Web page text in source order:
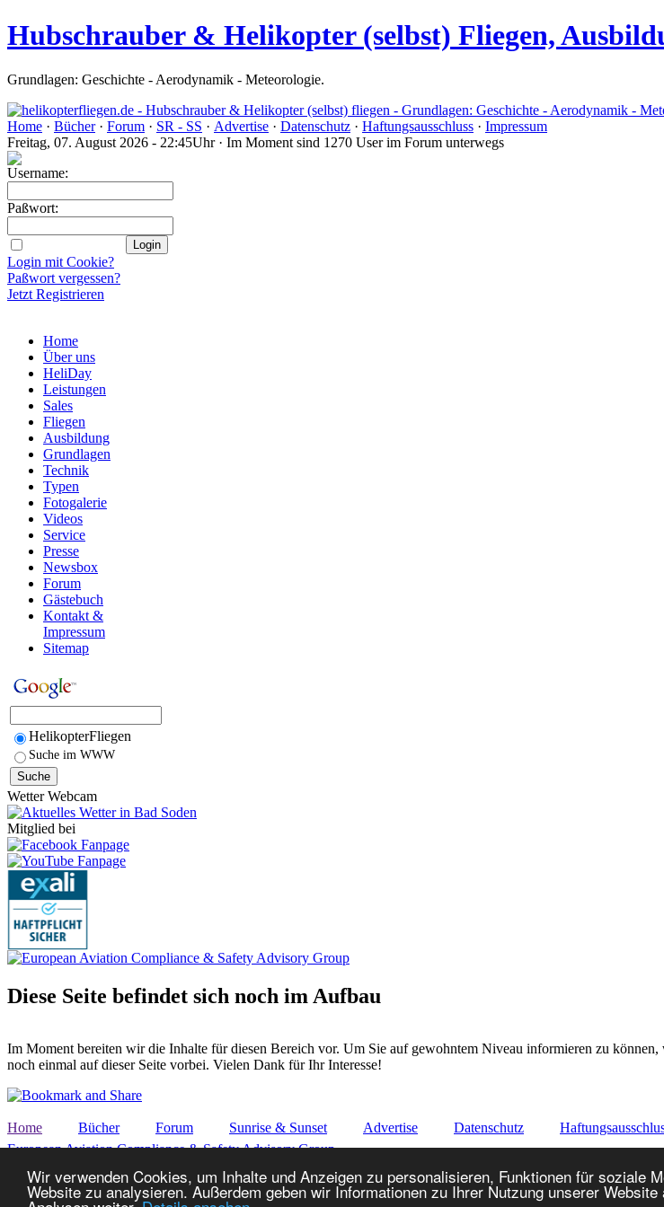
Wir verwenden Cookies, um Inhalte und Anzeigen zu personalisieren, Funktionen für soziale
Website zu analysieren. Außerdem geben wir Informationen zu Ihrer Nutzung unserer
Hubschrauber & Helikopter (selbst) Fliegen,
Grundlagen: Geschichte - Aerodynamik - Meteorologie.
Home · Bücher· Forum · SR - SS · Advertise · Datenschutz · Haftungsausschluss · Impressum
Freitag, 07. August 2026 - 22:45Uhr · Im Moment sind 1270 User im Forum unterwegs
Username:
Paßwort:
Login mit Cookie?
Paßwort vergessen?
Jetzt Registrieren
Home
Über uns
HeliDay
Leistungen
Sales
Fliegen
Ausbildung
Grundlagen
Technik
Typen
Fotogalerie
Videos
Service
Presse
Newsbox
Forum
Gästebuch
Kontakt &
Impressum
Sitemap
HelikopterFliegen
Suche im WWW
Wetter Webcam
Mitglied bei
Diese Seite befindet sich noch im Aufbau
Im Moment bereiten wir die Inhalte für diesen Bereich vor. Um Sie auf gewohntem Niveau informieren zu
noch einmal auf dieser Seite vorbei. Vielen Dank für Ihr Interesse!
Home Bücher Forum Sunrise & Sunset Advertise Datenschutz
European Aviation Compliance & Safety Advisory Group
nach oben